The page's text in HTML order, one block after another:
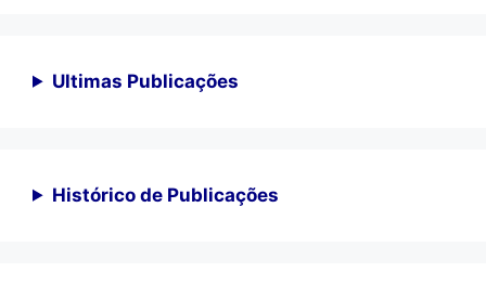
Ultimas Publicações
Histórico de Publicações